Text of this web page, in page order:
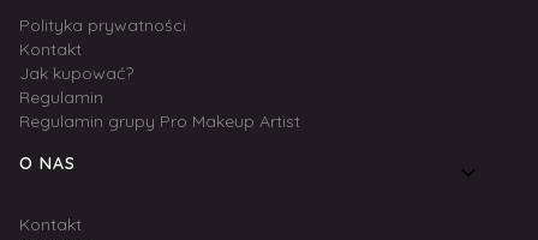
Polityka prywatności
Kontakt
Jak kupować?
Regulamin
Regulamin grupy Pro Makeup Artist
O NAS
Kontakt